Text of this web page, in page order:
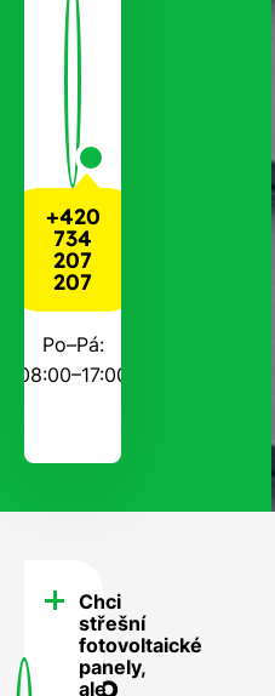
+420
734
207
207
Po–Pá:
08:00–17:00
FAQ
-
Často
Chci
střešní
fotovoltaické
panely,
ale